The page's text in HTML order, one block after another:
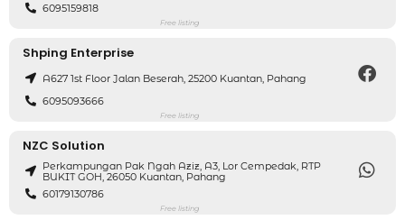
6095159818
Free listing
Shping Enterprise
A627 1st Floor Jalan Beserah, 25200 Kuantan, Pahang
6095093666
Free listing
NZC Solution
Perkampungan Pak Ngah Aziz, A3, Lor Cempedak, RTP
BUKIT GOH, 26050 Kuantan, Pahang
60179130786
Free listing